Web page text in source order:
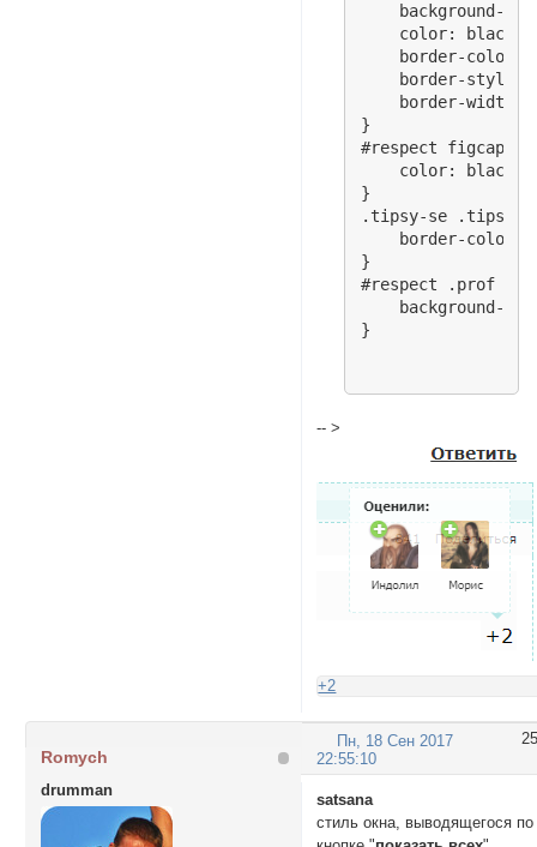
background-
color: black
border-color:
border-style:
border-width:
}
#respect
    color: black;
}
.tipsy-se .tipsy-
border-color:
}
#respect .prof
background-
}
-- >
+2
25
Пн, 18 Сен 2017
22:55:10
Romych
drumman
satsana
стиль окна, выводящегося по